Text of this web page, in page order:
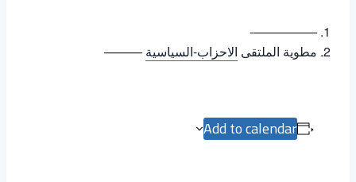
—————-
مطوية الملتقى الاحزاب-السياسية ———
Add to calendar